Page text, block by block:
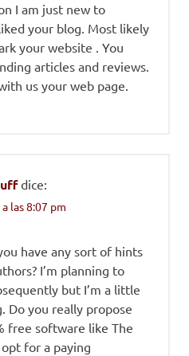
I am just new to
your blog. Most likely
your website . You
articles and reviews.
us your web page.
dice:
las 8:07 pm
have any sort of hints
I’m planning to
but I’m a little
Do you really propose
free software like The
for a paying